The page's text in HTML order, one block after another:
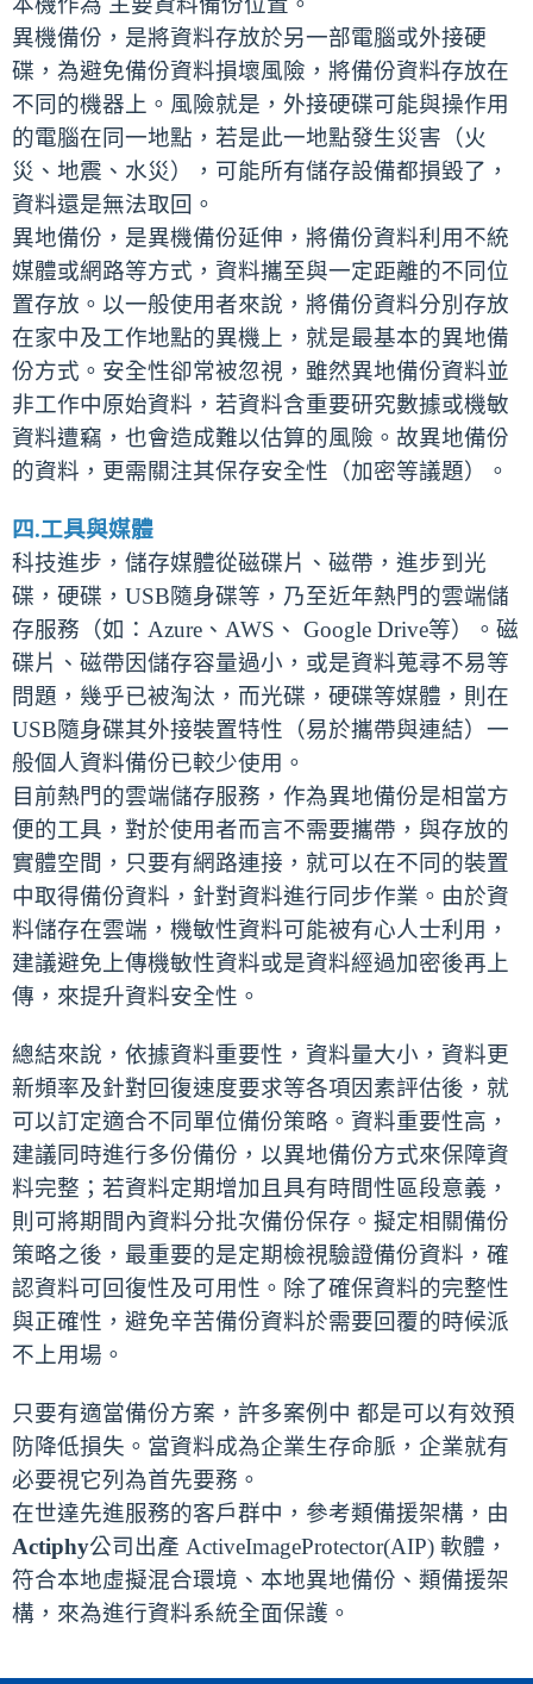
異機備份，是將資料存放於另一部電腦或外接硬
碟，為避免備份資料損壞風險，將備份資料存放在
不同的機器上。風險就是，外接硬碟可能與操作用
的電腦在同一地點，若是此一地點發生災害（火
災、地震、水災），可能所有儲存設備都損毀了，
資料還是無法取回。
異地備份，是異機備份延伸，將備份資料利用不統
媒體或網路等方式，資料攜至與一定距離的不同位
置存放。以一般使用者來說，將備份資料分別存放
在家中及工作地點的異機上，就是最基本的異地備
份方式。安全性卻常被忽視，雖然異地備份資料並
非工作中原始資料，若資料含重要研究數據或機敏
資料遭竊，也會造成難以估算的風險。故異地備份
的資料，更需關注其保存安全性（加密等議題）。
四.工具與媒體
科技進步，儲存媒體從磁碟片、磁帶，進步到光
碟，硬碟，USB隨身碟等，乃至近年熱門的雲端儲
存服務（如：Azure、AWS、 Google Drive等）。磁
碟片、磁帶因儲存容量過小，或是資料蒐尋不易等
問題，幾乎已被淘汰，而光碟，硬碟等媒體，則在
USB隨身碟其外接裝置特性（易於攜帶與連結）一
般個人資料備份已較少使用。
目前熱門的雲端儲存服務，作為異地備份是相當方
便的工具，對於使用者而言不需要攜帶，與存放的
實體空間，只要有網路連接，就可以在不同的裝置
中取得備份資料，針對資料進行同步作業。由於資
料儲存在雲端，機敏性資料可能被有心人士利用，
建議避免上傳機敏性資料或是資料經過加密後再上
傳，來提升資料安全性。
總結來說，依據資料重要性，資料量大小，資料更
新頻率及針對回復速度要求等各項因素評估後，就
可以訂定適合不同單位備份策略。資料重要性高，
建議同時進行多份備份，以異地備份方式來保障資
料完整；若資料定期增加且具有時間性區段意義，
則可將期間內資料分批次備份保存。擬定相關備份
策略之後，最重要的是定期檢視驗證備份資料，確
認資料可回復性及可用性。除了確保資料的完整性
與正確性，避免辛苦備份資料於需要回覆的時候派
不上用場。
只要有適當備份方案，許多案例中 都是可以有效預
防降低損失。當資料成為企業生存命脈，企業就有
必要視它列為首先要務。
在世達先進服務的客戶群中，參考類備援架構，由
Actiphy公司出產 ActiveImageProtector(AIP) 軟體，
符合本地虛擬混合環境、本地異地備份、類備援架
構，來為進行資料系統全面保護。